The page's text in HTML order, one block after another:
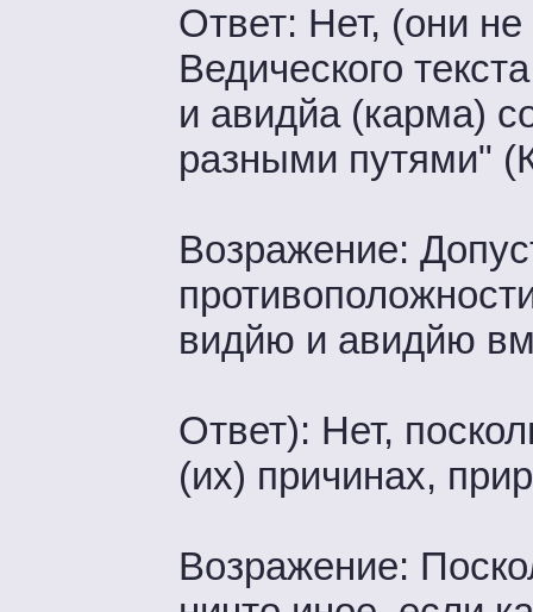
Ответ: Нет, (они не
Ведического
и авидйа (карма)
разными путями"
Возражение:
видйю и авидйю
Ответ): Нет,
(их) причинах,
Возражение: